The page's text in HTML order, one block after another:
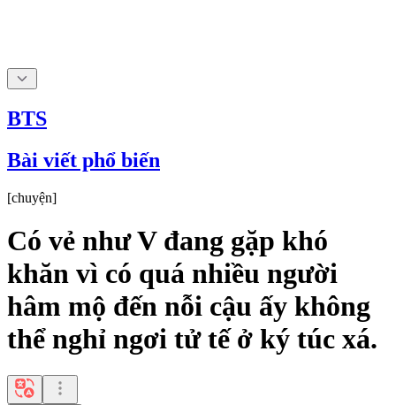
BTS
Bài viết phổ biến
[chuyện]
Có vẻ như V đang gặp khó
khăn vì có quá nhiều người
hâm mộ đến nỗi cậu ấy không
thể nghỉ ngơi tử tế ở ký túc xá.